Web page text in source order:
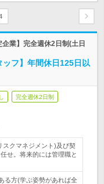
業】完全週休2日制(土日
フ】年間休日125日以
完全週休2日制
クマネジメント)及び契
せ。将来的には管理職と
る方(学ぶ姿勢があれば全